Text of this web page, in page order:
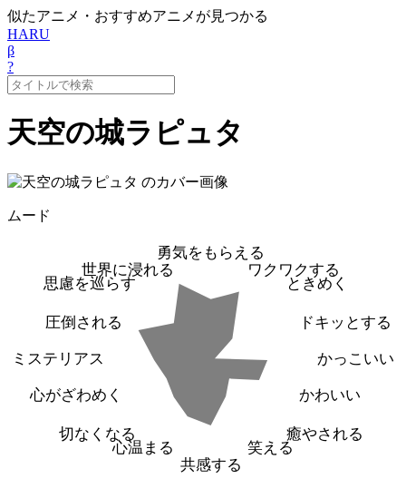
似たアニメ・おすすめアニメが見つかる
HARU
β
?
天空の城ラピュタ
ムード
勇気をもらえる
ワクワクする
ときめく
ドキッとする
かっこいい
かわいい
癒やされる
笑える
共感する
心温まる
切なくなる
心がざわめく
ミステリアス
圧倒される
思慮を巡らす
世界に浸れる